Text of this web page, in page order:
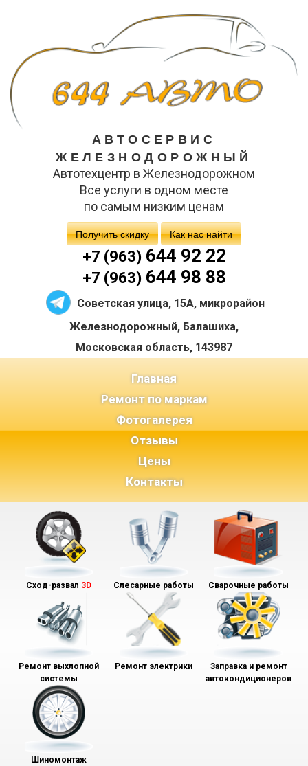
АВТОСЕРВИС
ЖЕЛЕЗНОДОРОЖНЫЙ
Автотехцентр в Железнодорожном
Все услуги в одном месте
по самым низким ценам
Получить скидку Как нас найти
+7 (963)644 92 22
+7 (963)644 98 88
Советская улица, 15А, микрорайон
Железнодорожный, Балашиха,
Московская область, 143987
Главная(current)
Ремонт по маркам
Фотогалерея
Отзывы
Цены
Контакты
Сход-развал 3D Слесарные работы Сварочные работы
Ремонт выхлопной
системы
Ремонт электрики
Заправка и ремонт
автокондиционеров
Шиномонтаж